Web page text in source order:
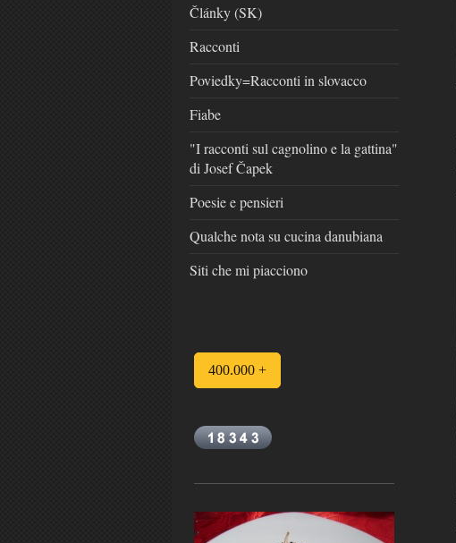
Články (SK)
Racconti
Poviedky=Racconti in slovacco
Fiabe
"I racconti sul cagnolino e la gattina"
di Josef Čapek
Poesie e pensieri
Qualche nota su cucina danubiana
Siti che mi piacciono
400.000 +